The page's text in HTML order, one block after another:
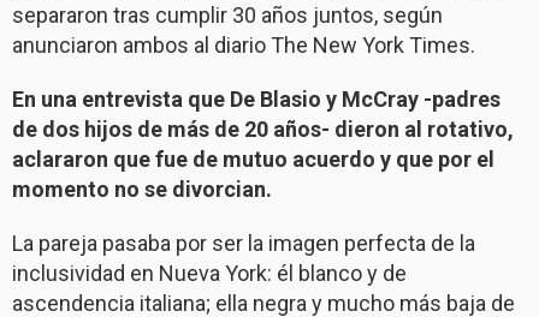
separaron tras cumplir 30 años juntos, según
anunciaron ambos al diario The New York Times.
En una entrevista que De Blasio y McCray -padres
de dos hijos de más de 20 años- dieron al rotativo,
aclararon que fue de mutuo acuerdo y que por el
momento no se divorcian.
La pareja pasaba por ser la imagen perfecta de la
inclusividad en Nueva York: él blanco y de
ascendencia italiana; ella negra y mucho más baja de